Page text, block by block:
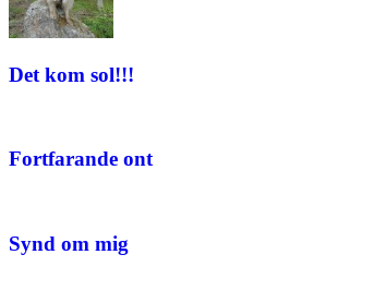
Det kom sol!!!
Fortfarande ont
Synd om mig